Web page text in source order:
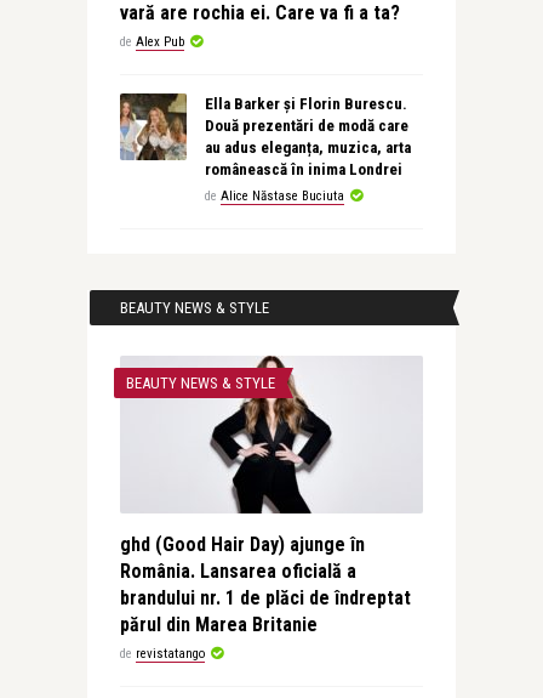
vară are rochia ei. Care va fi a ta?
de Alex Pub
Ella Barker și Florin Burescu.
Două prezentări de modă care
au adus eleganța, muzica, arta
românească în inima Londrei
de Alice Năstase Buciuta
BEAUTY NEWS & STYLE
BEAUTY NEWS & STYLE
ghd (Good Hair Day) ajunge în
România. Lansarea oficială a
brandului nr. 1 de plăci de îndreptat
părul din Marea Britanie
de revistatango